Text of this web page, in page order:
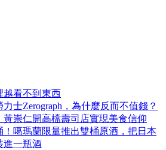
越看不到東西
士Zerograph，為什麼反而不值錢？
黃崇仁開高檔壽司店實現美食信仰
！噶瑪蘭限量推出雙桶原酒，把日本
進一瓶酒